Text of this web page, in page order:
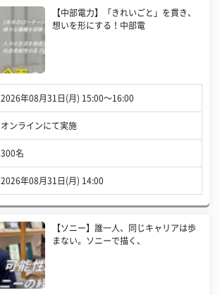
【中部電力】「きれいごと」を貫き、
想いを形にする！中部電
2026年08月31日(月) 15:00〜16:00
オンラインにて実施
300名
2026年08月31日(月) 14:00
【ソニー】誰一人、同じキャリアは歩
まない。ソニーで描く、